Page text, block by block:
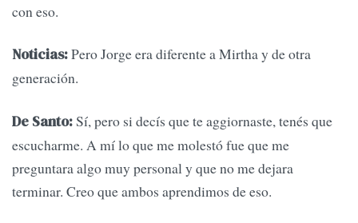
con eso.
Noticias:Pero Jorge era diferente a Mirtha y de otra
generación.
De Santo:Sí, pero si decís que te aggiornaste, tenés que
escucharme. A mí lo que me molestó fue que me
preguntara algo muy personal y que no me dejara
terminar. Creo que ambos aprendimos de eso.